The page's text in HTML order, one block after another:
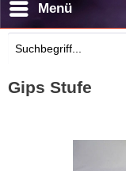
Suchen
Menü
Gips Stufe